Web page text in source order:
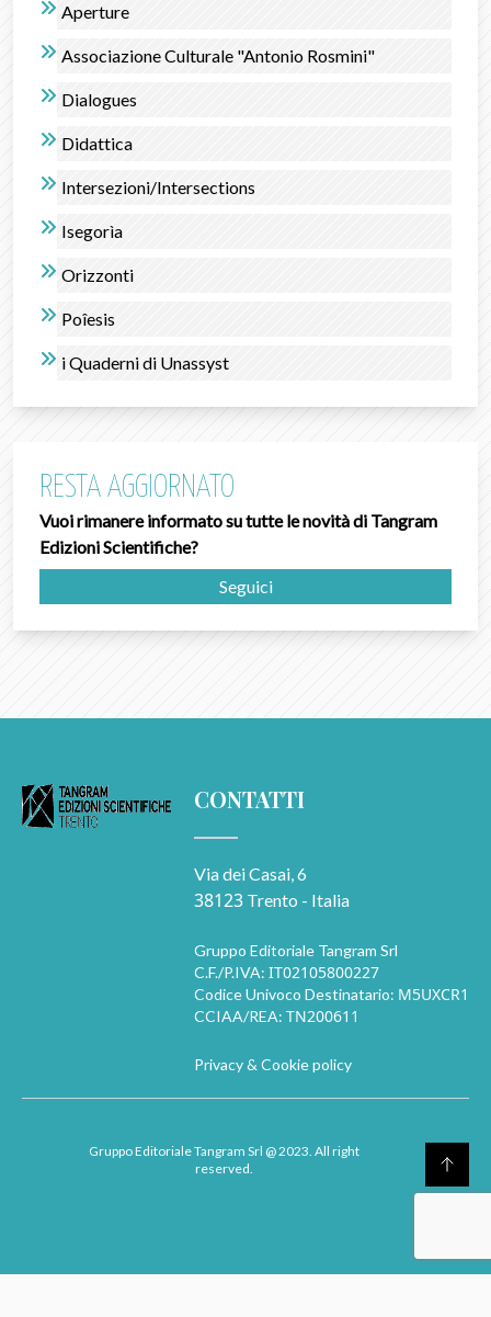
Aperture
Associazione Culturale "Antonio Rosmini"
Dialogues
Didattica
Intersezioni/Intersections
Isegorìa
Orizzonti
Poîesis
i Quaderni di Unassyst
RESTA AGGIORNATO
Vuoi rimanere informato su tutte le novità di Tangram
Edizioni Scientifiche?
Seguici
CONTATTI
Via dei Casai, 6
38123 Trento - Italia
Gruppo Editoriale Tangram Srl
C.F./P.IVA: IT02105800227
Codice Univoco Destinatario: M5UXCR1
CCIAA/REA: TN200611
Privacy & Cookie policy
Gruppo Editoriale Tangram Srl @ 2023. All right
reserved.